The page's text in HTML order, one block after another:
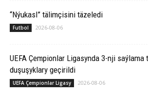
“Nýukasl” tälimçisini täzeledi
Futbol 2026-08-06
UEFA Çempionlar Ligasynda 3-nji saýlama
duşuşyklary geçirildi
UEFA Çempionlar Ligasy 2026-08-06